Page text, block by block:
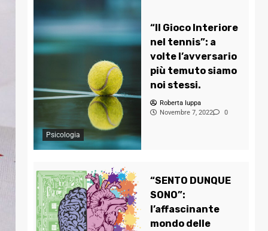
Psicologia
“Il Gioco Interiore
nel tennis”: a
volte l’avversario
più temuto siamo
noi stessi.
Roberta Iuppa
Novembre 7, 2022
0
“SENTO DUNQUE
SONO”:
l’affascinante
mondo delle